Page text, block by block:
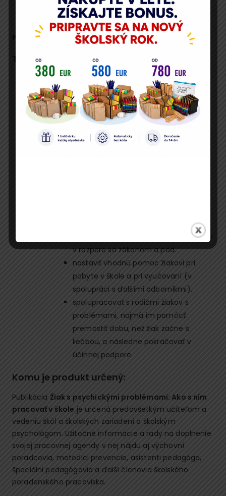
rizikového správania
Online poradňa
Podrobný obsah publikácie.
Táto príručka vám pomôže:
vyznať sa v spleti prejavov
najrôznejších psychických ťažkostí
žiakov, udržať si vďaka týmto
znalostiam kritický odstup,
akcieschopnosť a ochotu žiakom
pomôcť.
predsudkov či mýtov a nezapliesť sa
do kontroverzných prísľubov, postupov
v rozpore so zákonom a pod.
nastaviť vhodnú pomoc žiakovi pri
pobyte v škole a pri vyučovaní (v
spolupráci s ďalšími odborníkmi).
spolupracovať s rodičmi žiakov s
problémami, najmä im pomôcť
premostiť dobu, než žiak začne s
liečbou, a následne pokračovať v
účinnej podpore.
Komu je produkt určený:
Publikácia Žiak s psychickými problémami: Ako s ním
pracovať v škole je určená predovšetkým učiteľom a
vedeniu škôl a školských zariadení a školským
psychológom. Užitočné informácie a rady na doplnenie
svojej pracovnej agendy v nej nájdu aj výchovní
poradcovia, metodici prevencie, asistenti pedagóga,
špeciálni pedagógovia a ďalší členovia školského
poradenského pracoviska.